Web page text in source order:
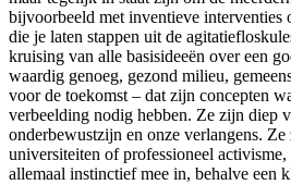
bijvoorbeeld met inventieve interventies
die je laten stappen uit de
kruising van alle basisideeën over een
waardig genoeg, gezond milieu,
voor de toekomst – dat zijn concepten
verbeelding nodig hebben. Ze zijn diep
onderbewustzijn en onze verlangens.
universiteiten of professioneel
allemaal instinctief mee in, behalve een